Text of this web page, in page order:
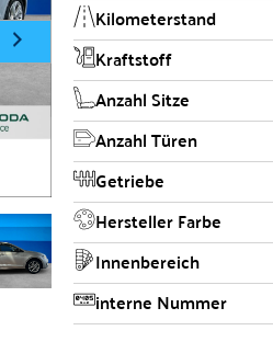
Kilometerstand
Kraftstoff
Anzahl Sitze
Anzahl Türen
Getriebe
Hersteller Farbe
Innenbereich
interne Nummer